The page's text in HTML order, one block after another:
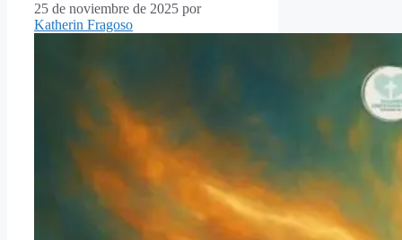
25 de noviembre de 2025 por
Katherin Fragoso